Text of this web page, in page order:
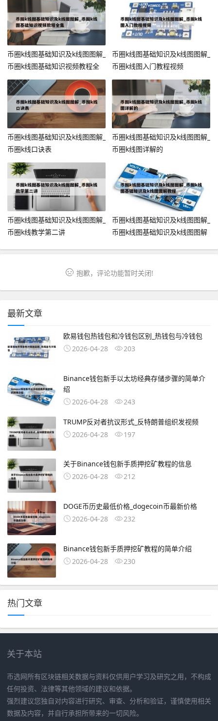
币圈k线图基础知识及k线图图解_
币圈k线图基础知识视频教程全
集
币圈k线图基础知识及k线图图解_
币圈k线图入门教程视频
币圈k线图基础知识及k线图图解_
币圈k线口诀表
币圈k线图基础知识及k线图图解_
币圈k线图详解的
币圈k线图基础知识及k线图图解_
币圈k线教学第二讲
币圈k线图基础知识及k线图图解_
币圈k线图基础知识及k线图图解
抱歉，评论功能暂时关闭!
最新文章
欧易钱包热钱包和冷钱包区别_热钱包与冷钱包
2026-04-28
203
Binance钱包新手以太坊经典存储步骤的简单介
绍
2026-04-28
243
TRUMP反对者抗议形式_反特朗普组织发视频
2026-04-28
197
关于Binance钱包新手质押挖矿教程的信息
2026-04-28
212
DOGE币历史最低价格_dogecoin币最新价格
2026-04-28
232
Binance钱包新手质押挖矿教程的简单介绍
2026-04-28
230
热门文章
关于本站
币选网所有区块链相关数据与资料仅供用户学习及研究之用，不构成
任何投资、法律等其他领域的建议和依据。
强烈建议您独自对内容进行研究、审查、分析和验证，谨慎使用相关
数据及内容，并自行承担所带来的一切风险。